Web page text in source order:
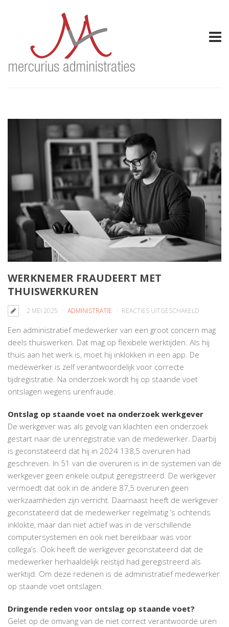
WERKNEMER FRAUDEERT MET
THUISWERKUREN
2 MEI 2025 ADMINISTRATIE REACTIES UITGESCHAKELD
MET
Een administratief medewerker van een groot concern mag
deels thuiswerken. Dat mag op flexibele werktijden. Als hij
thuis aan het werk is, moet hij inklokken in een app. De
medewerker is zelf verantwoordelijk voor correcte
tijdregistratie. Na onderzoek wordt hij op staande voet
ontslagen wegens urenfraude.
Ontslag op staande voet na onderzoek werkgever
De werkgever was als gevolg van klachten een onderzoek
gestart naar de urenregistratie van de medewerker. Daarbij
is geconstateerd dat hij in 2024 138,5 overuren had
geschreven. In 51 van die overuren is in de systemen van de
werkgever geen enkele output geregistreerd. De werkgever
vermoedt dat ook in de andere 87,5 overuren geen
werkzaamheden zijn verricht. Daarnaast heeft de werkgever
geconstateerd dat de medewerker regelmatig ’s ochtends
inklokte, maar dan niet actief was in de verschillende
computersystemen en ook niet bereikbaar was voor
collega’s. Ook heeft de werkgever geconstateerd dat de
medewerker herhaaldelijk reistijd had geregistreerd als
werktijd. Om deze redenen is de administratief medewerker
op staande voet ontslagen.
Dringende reden voor ontslag op staande voet?
Gelet op de omvang van de niet correct verantwoorde uren